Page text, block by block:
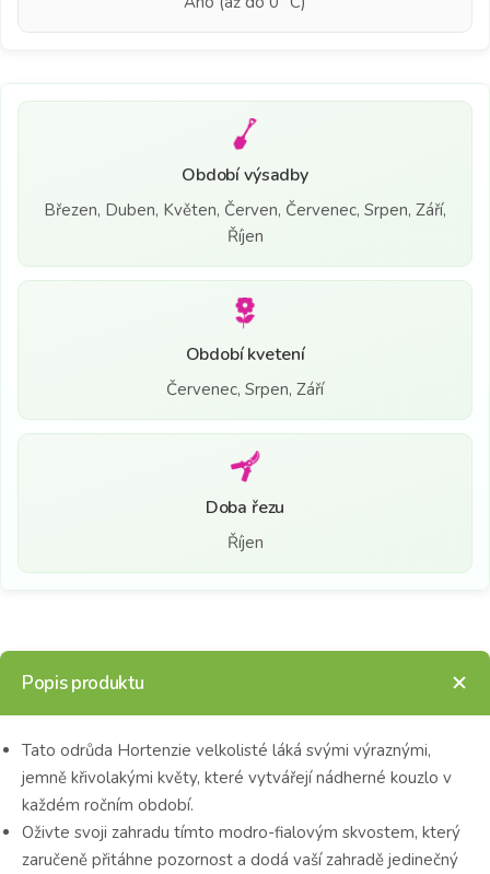
Období výsadby
Březen, Duben, Květen, Červen, Červenec, Srpen, Září,
Říjen
Období kvetení
Červenec, Srpen, Září
Doba řezu
Říjen
Popis produktu
Tato odrůda Hortenzie velkolisté láká svými výraznými,
jemně křivolakými květy, které vytvářejí nádherné kouzlo v
každém ročním období.
Oživte svoji zahradu tímto modro-fialovým skvostem, který
zaručeně přitáhne pozornost a dodá vaší zahradě jedinečný